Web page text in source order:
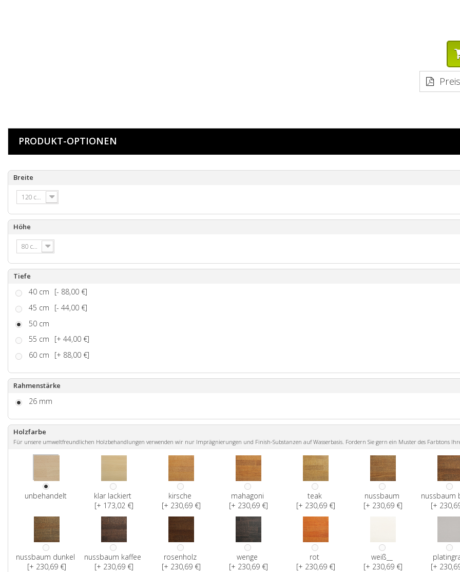
PRODUKT-OPTIONEN
Breite
120 cm
Höhe
80 cm
Tiefe
40 cm
[- 88,00 €]
45 cm
[- 44,00 €]
50 cm
55 cm
[+ 44,00 €]
60 cm
[+ 88,00 €]
Rahmenstärke
26 mm
Holzfarbe
Für unsere umweltfreundlichen Holzbehandlungen verwenden wir nur Imprägnierungen und Finish-Substanzen auf Wasserbasis. Fordern Sie gern ein Muster des Farbtons
unbehandelt
klar lackiert
[+ 173,02 €]
kirsche
[+ 230,69 €]
mahagoni
[+ 230,69 €]
teak
[+ 230,69 €]
nussbaum
[+ 230,69 €]
nussbaum
[+
nussbaum dunkel
[+ 230,69 €]
nussbaum kaffee
[+ 230,69 €]
rosenholz
[+ 230,69 €]
wenge
[+ 230,69 €]
rot
[+ 230,69 €]
weiß__
[+ 230,69 €]
[+